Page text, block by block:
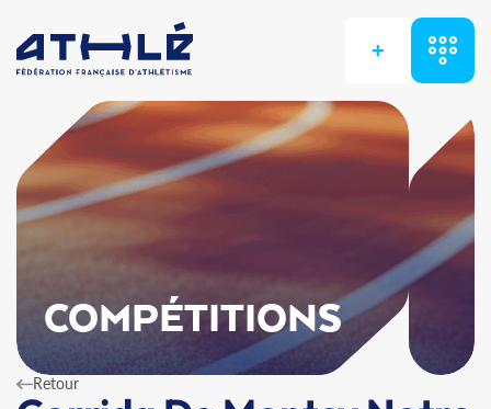
+
COMPÉTITIONS
Retour